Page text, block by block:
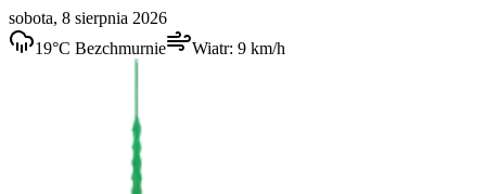
sobota, 8 sierpnia 2026
19°C Bezchmurnie Wiatr: 9 km/h